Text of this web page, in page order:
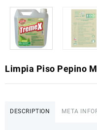
Limpia Piso Pepino
DESCRIPTION META